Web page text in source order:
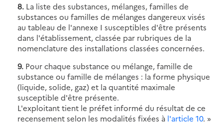
8. La liste des substances, mélanges, familles de
substances ou familles de mélanges dangereux visés
au tableau de l'annexe I susceptibles d'être présents
dans l'établissement, classée par rubriques de la
nomenclature des installations classées concernées.
9. Pour chaque substance ou mélange, famille de
substance ou famille de mélanges : la forme physique
(liquide, solide, gaz) et la quantité maximale
susceptible d'être présente.
L'exploitant tient le préfet informé du résultat de ce
recensement selon les modalités fixées à l'article 10. »